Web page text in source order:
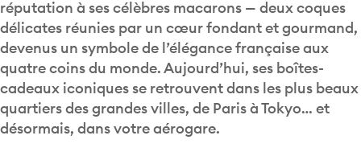
réputation à ses célèbres macarons — deux coques
délicates réunies par un cœur fondant et gourmand,
devenus un symbole de l’élégance française aux
quatre coins du monde. Aujourd’hui, ses boîtes-
cadeaux iconiques se retrouvent dans les plus beaux
quartiers des grandes villes, de Paris à Tokyo… et
désormais, dans votre aérogare.